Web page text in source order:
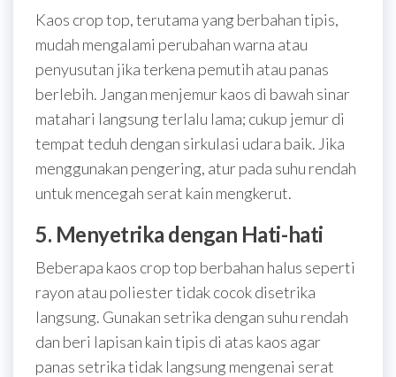
Kaos crop top, terutama yang berbahan tipis,
mudah mengalami perubahan warna atau
penyusutan jika terkena pemutih atau panas
berlebih. Jangan menjemur kaos di bawah sinar
matahari langsung terlalu lama; cukup jemur di
tempat teduh dengan sirkulasi udara baik. Jika
menggunakan pengering, atur pada suhu rendah
untuk mencegah serat kain mengkerut.
5. Menyetrika dengan Hati-hati
Beberapa kaos crop top berbahan halus seperti
rayon atau poliester tidak cocok disetrika
langsung. Gunakan setrika dengan suhu rendah
dan beri lapisan kain tipis di atas kaos agar
panas setrika tidak langsung mengenai serat